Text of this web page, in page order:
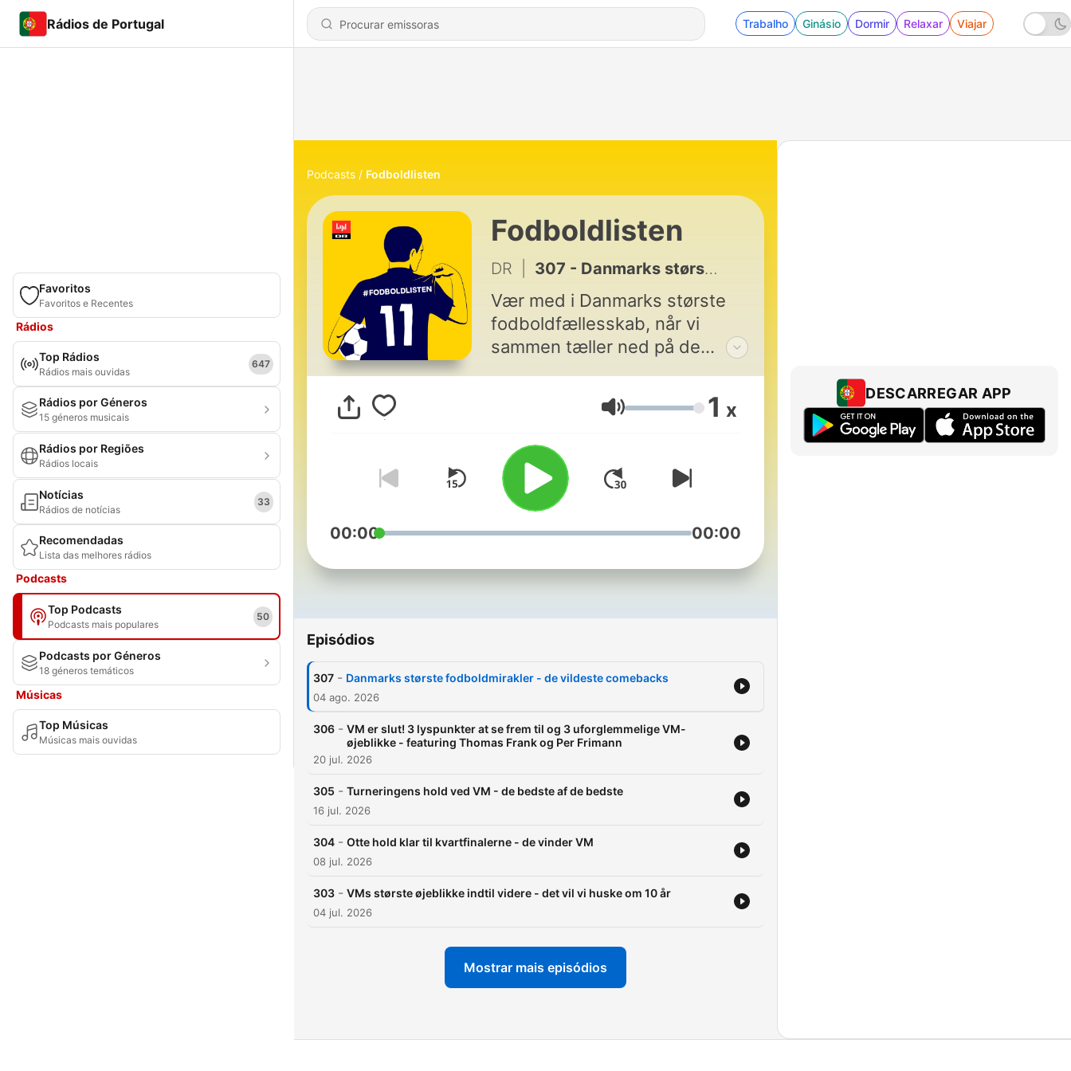
Rádios de Portugal Trabalho Ginásio Dormir Relaxar Viajar
Favoritos
Favoritos e Recentes
Rádios
Top Rádios
Rádios mais ouvidas
647
Rádios por Géneros
15 géneros musicais
Rádios por Regiões
Rádios locais
Notícias
Rádios de notícias
33
Recomendadas
Lista das melhores rádios
Podcasts
Top Podcasts
Podcasts mais populares
50
Podcasts por Géneros
18 géneros temáticos
Músicas
Top Músicas
Músicas mais ouvidas
Podcasts Fodboldlisten
Fodboldlisten
DR 307 - Danmarks største fodboldmirakler - de vildeste comebacks
Vær med i Danmarks største
fodboldfællesskab, når vi
sammen tæller ned på de
fantastiske ting fra fodboldens
verden. Hver uge giver vi dig
med til at påvirke via
#fodboldlisten.Hør alle afsnit i
DR Lyd.
Volume 1 x
00:00 00:00
Episódios
307 - Danmarks største fodboldmirakler - de vildeste comebacks
04 ago. 2026
306 - VM er slut! 3 lyspunkter at se frem til og 3 uforglemmelige VM-
øjeblikke - featuring Thomas Frank og Per Frimann
20 jul. 2026
305 - Turneringens hold ved VM - de bedste af de bedste
16 jul. 2026
304 - Otte hold klar til kvartfinalerne - de vinder VM
08 jul. 2026
303 - VMs største øjeblikke indtil videre - det vil vi huske om 10 år
04 jul. 2026
Mostrar mais episódios
DESCARREGAR APP